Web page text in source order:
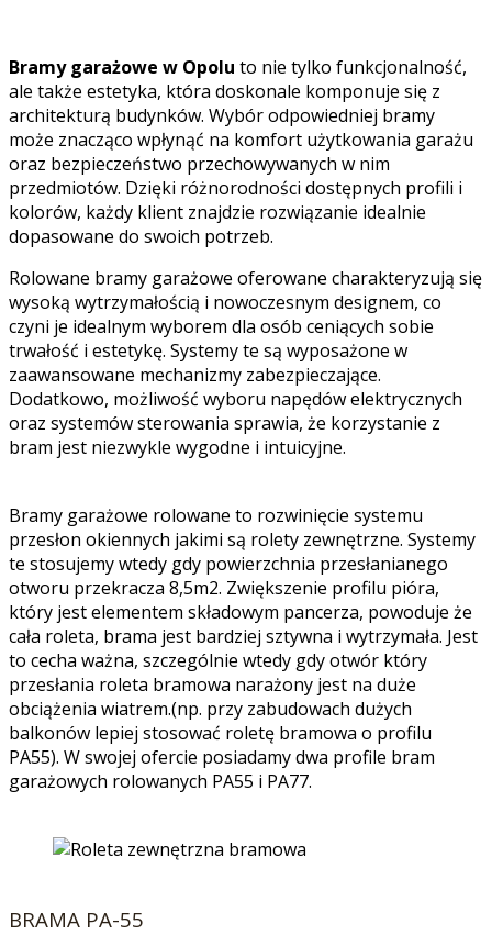
Bramy garażowe w Opolu to nie tylko funkcjonalność,
ale także estetyka, która doskonale komponuje się z
architekturą budynków. Wybór odpowiedniej bramy
może znacząco wpłynąć na komfort użytkowania garażu
oraz bezpieczeństwo przechowywanych w nim
przedmiotów. Dzięki różnorodności dostępnych profili i
kolorów, każdy klient znajdzie rozwiązanie idealnie
dopasowane do swoich potrzeb.
Rolowane bramy garażowe oferowane charakteryzują się
wysoką wytrzymałością i nowoczesnym designem, co
czyni je idealnym wyborem dla osób ceniących sobie
trwałość i estetykę. Systemy te są wyposażone w
zaawansowane mechanizmy zabezpieczające.
Dodatkowo, możliwość wyboru napędów elektrycznych
oraz systemów sterowania sprawia, że korzystanie z
bram jest niezwykle wygodne i intuicyjne.
Bramy garażowe rolowane to rozwinięcie systemu
przesłon okiennych jakimi są rolety zewnętrzne. Systemy
te stosujemy wtedy gdy powierzchnia przesłanianego
otworu przekracza 8,5m2. Zwiększenie profilu pióra,
który jest elementem składowym pancerza, powoduje że
cała roleta, brama jest bardziej sztywna i wytrzymała. Jest
to cecha ważna, szczególnie wtedy gdy otwór który
przesłania roleta bramowa narażony jest na duże
obciążenia wiatrem.(np. przy zabudowach dużych
balkonów lepiej stosować roletę bramowa o profilu
PA55). W swojej ofercie posiadamy dwa profile bram
garażowych rolowanych PA55 i PA77.
BRAMA PA-55